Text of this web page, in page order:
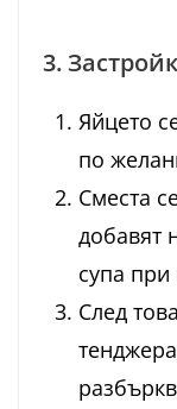
3.
Яйцето
по
Сместа
добавят
супа
След